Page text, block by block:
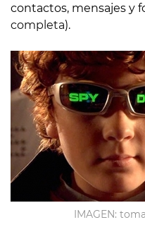
contactos, mensajes y
completa).
IMAGEN: